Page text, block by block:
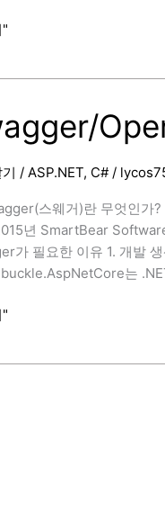
/ ASP.NET, C#/
스웨거)란 무엇인가
년 SmartBear
가 필요한 이유 1. 개발
는
OpenAPI